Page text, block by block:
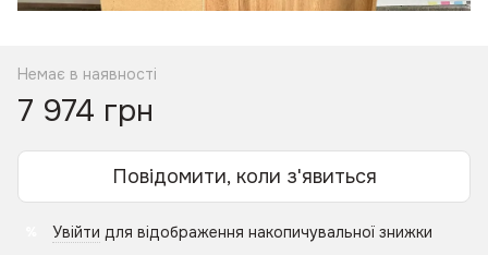
Немає в наявності
7 974 грн
Повідомити, коли з'явиться
Увійти для відображення накопичувальної знижки